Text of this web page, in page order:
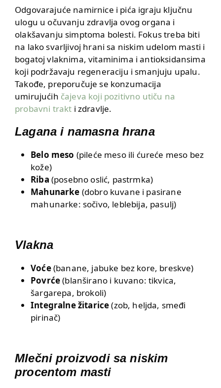
Odgovarajuće namirnice i pića igraju ključnu
ulogu u očuvanju zdravlja ovog organa i
olakšavanju simptoma bolesti. Fokus treba biti
na lako svarljivoj hrani sa niskim udelom masti i
bogatoj vlaknima, vitaminima i antioksidansima
koji podržavaju regeneraciju i smanjuju upalu.
Takođe, preporučuje se konzumacija
umirujućih čajeva koji pozitivno utiču na
probavni trakt i zdravlje.
Lagana i namasna hrana
Belo meso (pileće meso ili ćureće meso bez
kože)
Riba (posebno oslić, pastrmka)
Mahunarke (dobro kuvane i pasirane
mahunarke: sočivo, leblebija, pasulj)
Vlakna
Voće(banane, jabuke bez kore, breskve)
Povrće(blanširano i kuvano: tikvica,
šargarepa, brokoli)
Integralne žitarice(zob, heljda, smeđi
pirinač)
Mlečni proizvodi sa niskim
procentom masti